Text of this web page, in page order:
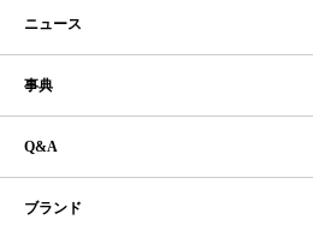
ニュース
事典
Q&A
ブランド